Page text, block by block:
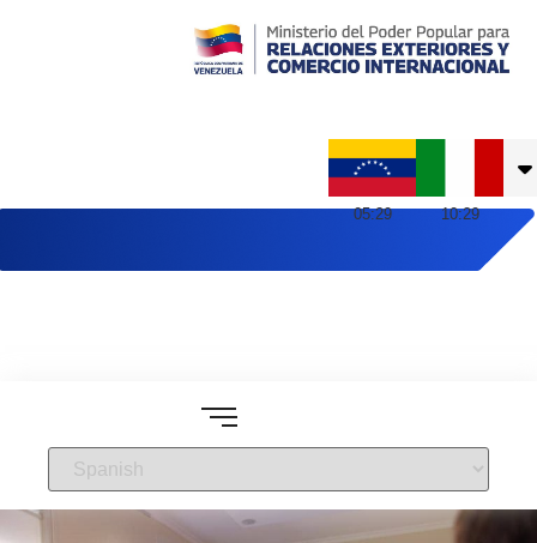
05:29 10:29